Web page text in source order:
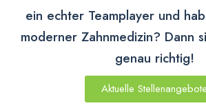
ein echter Teamplayer und
moderner Zahnmedizin? Dann
genau richtig!​
Aktuelle Stellenangebote